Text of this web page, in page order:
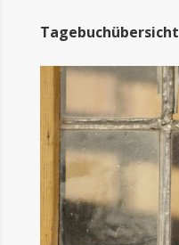
Tagebuchübersicht